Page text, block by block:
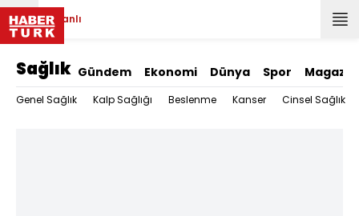
Canlı
Sağlık Gündem Ekonomi Dünya Spor Magazin
Genel Sağlık Kalp Sağlığı Beslenme Kanser Cinsel Sağlık